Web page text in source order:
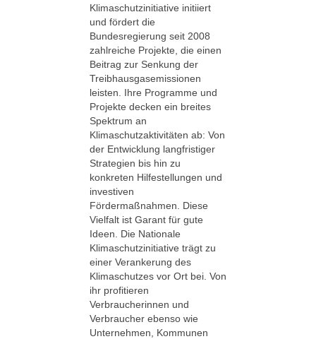
Klimaschutzinitiative initiiert
und fördert die
Bundesregierung seit 2008
zahlreiche Projekte, die einen
Beitrag zur Senkung der
Treibhausgasemissionen
leisten. Ihre Programme und
Projekte decken ein breites
Spektrum an
Klimaschutzaktivitäten ab: Von
der Entwicklung langfristiger
Strategien bis hin zu
konkreten Hilfestellungen und
investiven
Fördermaßnahmen. Diese
Vielfalt ist Garant für gute
Ideen. Die Nationale
Klimaschutzinitiative trägt zu
einer Verankerung des
Klimaschutzes vor Ort bei. Von
ihr profitieren
Verbraucherinnen und
Verbraucher ebenso wie
Unternehmen, Kommunen